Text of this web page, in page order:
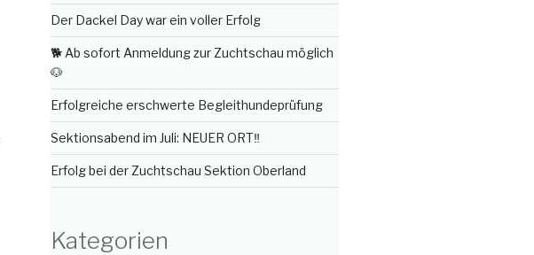
Der Dackel Day war ein voller Erfolg
🐕 Ab sofort Anmeldung zur Zuchtschau möglich
🐶
Erfolgreiche erschwerte Begleithundeprüfung
Sektionsabend im Juli: NEUER ORT‼️
Erfolg bei der Zuchtschau Sektion Oberland
Kategorien